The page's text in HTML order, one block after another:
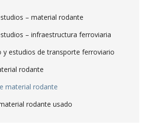
– material rodante
– infraestructura ferroviaria
y estudios de transporte ferroviario
rodante
material rodante
rodante usado